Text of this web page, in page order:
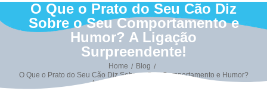
O Que o Prato do Seu Cão Diz
Sobre o Seu Comportamento e
Humor? A Ligação
Surpreendente!
Home / Blog /
O Que o Prato do Seu Cão Diz Sobre o Seu Comportamento e Humor?
A Ligação Surpreendente!